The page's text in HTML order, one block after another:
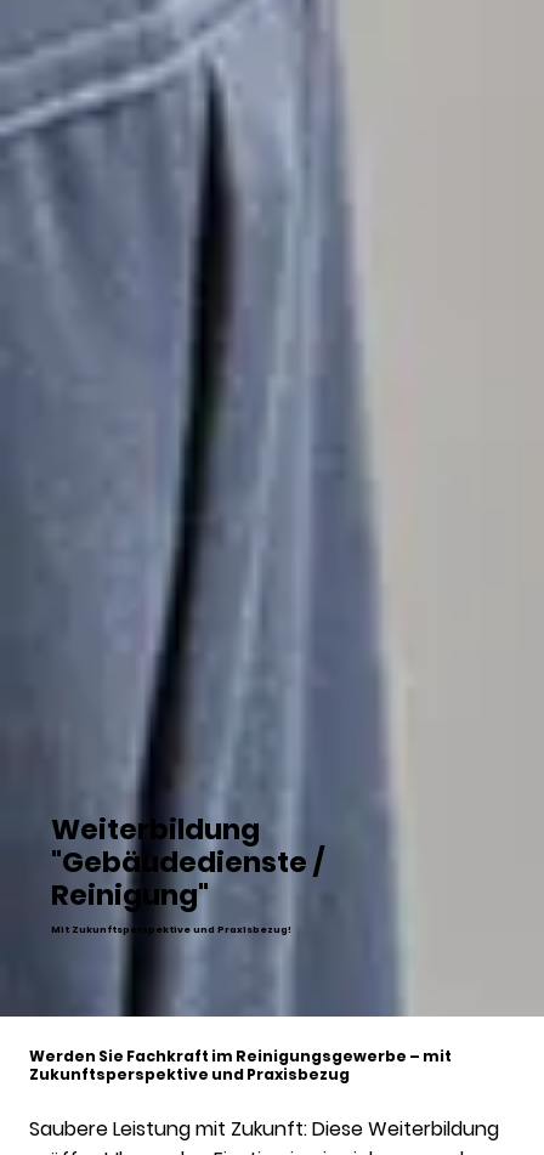
Weiterbildung
"Gebäudedienste /
Reinigung"
Mit Zukunftsperspektive und Praxisbezug!
Werden Sie Fachkraft im Reinigungsgewerbe – mit
Zukunftsperspektive und Praxisbezug
Saubere Leistung mit Zukunft: Diese Weiterbildung